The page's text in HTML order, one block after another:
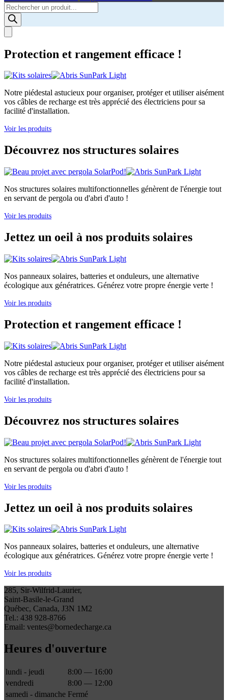
Products
search
Protection et rangement efficace !
Notre piédestal astucieux pour organiser, protéger et utiliser aisément
vos câbles de recharge est très apprécié des électriciens pour sa
facilité d'installation.
Voir les produits
Découvrez nos structures solaires
Nos structures solaires multifonctionnelles génèrent de l'énergie tout
en servant de pergola ou d'abri d'auto !
Voir les produits
Jettez un oeil à nos produits solaires
Nos panneaux solaires, batteries et onduleurs, une alternative
écologique aux génératrices. Générez votre propre énergie verte !
Voir les produits
Protection et rangement efficace !
Notre piédestal astucieux pour organiser, protéger et utiliser aisément
vos câbles de recharge est très apprécié des électriciens pour sa
facilité d'installation.
Voir les produits
Découvrez nos structures solaires
Nos structures solaires multifonctionnelles génèrent de l'énergie tout
en servant de pergola ou d'abri d'auto !
Voir les produits
Jettez un oeil à nos produits solaires
Nos panneaux solaires, batteries et onduleurs, une alternative
écologique aux génératrices. Générez votre propre énergie verte !
Voir les produits
285, Sir-Wilfrid-Laurier,
Saint-Basile-le-Grand
Québec, Canada, J3N 1M2
Tel.: 438 928-8766
Email: ventes@bornedecharge.ca
Heures d'ouverture
lundi - jeudi
8:00 — 16:00
vendredi
8:00 — 12:00
samedi - dimanche Fermé